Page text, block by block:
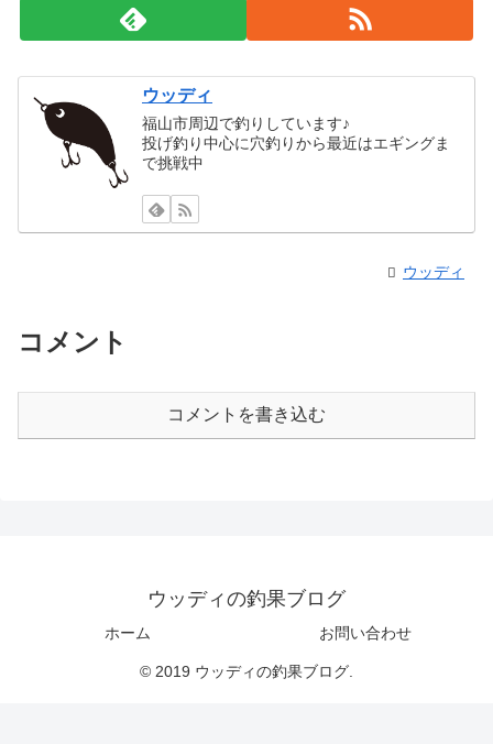
ウッディ
福山市周辺で釣りしています♪
投げ釣り中心に穴釣りから最近はエギングま
で挑戦中
ウッディ
コメント
コメントを書き込む
ウッディの釣果ブログ
ホーム お問い合わせ
© 2019 ウッディの釣果ブログ.